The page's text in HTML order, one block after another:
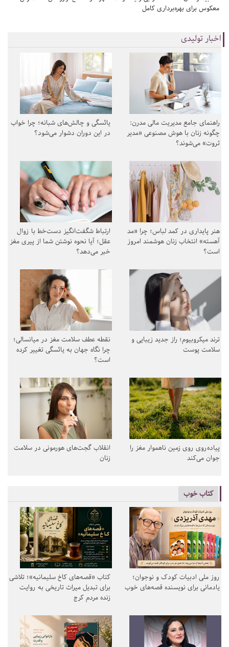
معکوس برای بهره‌برداری کامل
اخبار تولیدی
راهنمای جامع مدیریت مالی مدرن:
چگونه زنان با هوش مصنوعی «مدیر
ثروت» می‌شوند؟
یائسگی و چالش‌های شبانه؛ چرا خواب
در این دوران دشوار می‌شود؟
هنر پایداری در کمد لباس؛ چرا «مد
آهسته» انتخاب زنان هوشمند امروز
است؟
ارتباط شگفت‌انگیز دست‌خط با زوال
عقل؛ آیا نحوه نوشتن شما از پیری مغز
خبر می‌دهد؟
ترند میکروبیوم؛ راز جدید زیبایی و
سلامت پوست
نقطه عطف سلامت مغز در میانسالی؛
چرا نگاه جهان به یائسگی تغییر کرده
است؟
پیاده‌روی روی زمین ناهموار مغز را
جوان می‌کند
انقلاب گجت‌های هورمونی در سلامت
زنان
کتاب خوب
روز ملی ادبیات کودک و نوجوان؛
یادمانی برای نویسنده قصه‌های خوب
کتاب «قصه‌های کاخ سلیمانیه»؛ تلاشی
برای تبدیل میراث تاریخی به روایت
زنده مردم کرج